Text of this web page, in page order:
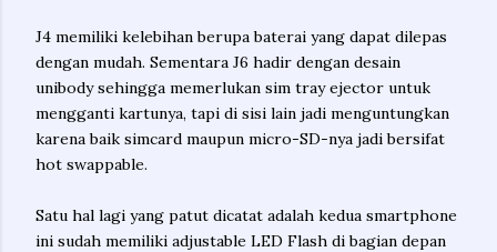
J4 memiliki kelebihan berupa baterai yang dapat dilepas
dengan mudah. Sementara J6 hadir dengan desain
unibody sehingga memerlukan sim tray ejector untuk
mengganti kartunya, tapi di sisi lain jadi menguntungkan
karena baik simcard maupun micro-SD-nya jadi bersifat
hot swappable.
Satu hal lagi yang patut dicatat adalah kedua smartphone
ini sudah memiliki adjustable LED Flash di bagian depan